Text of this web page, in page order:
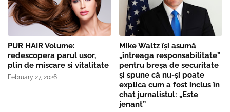
PUR HAIR Volume:
redescopera parul usor,
plin de miscare si vitalitate
February 27, 2026
Mike Waltz îşi asumă
„întreaga responsabilitate”
pentru breşa de securitate
și spune că nu-și poate
explica cum a fost inclus în
chat jurnalistul: „Este
jenant”